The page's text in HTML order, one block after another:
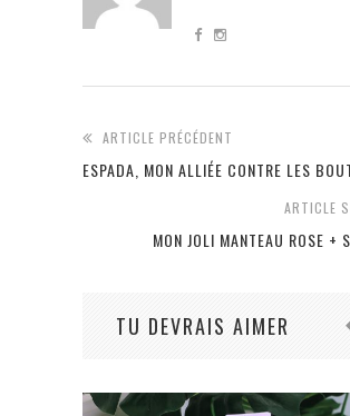
ARTICLE PRÉCÉDENT
ESPADA, MON ALLIÉE CONTRE LES
ARTICLE
MON JOLI MANTEAU ROSE +
TU DEVRAIS AIMER